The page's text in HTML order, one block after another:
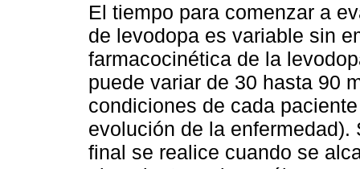
El tiempo para comenzar a
de levodopa es variable sin
farmacocinética de la
puede variar de 30 hasta 90
condiciones de cada
evolución de la
final se realice cuando se